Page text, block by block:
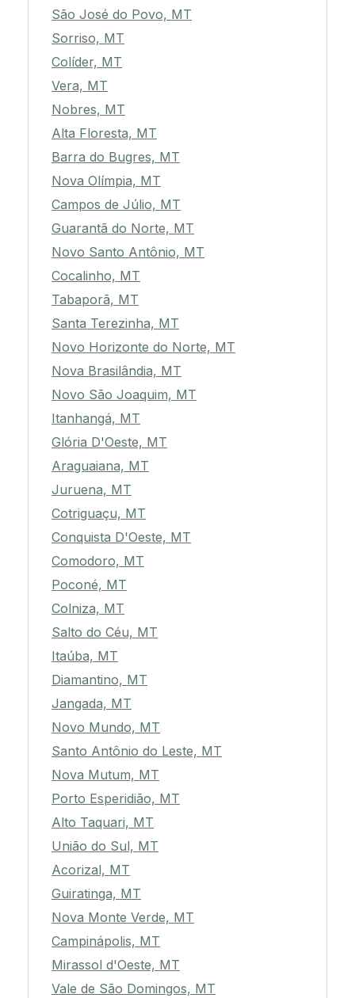
São José do Povo, MT
Sorriso, MT
Colíder, MT
Vera, MT
Nobres, MT
Alta Floresta, MT
Barra do Bugres, MT
Nova Olímpia, MT
Campos de Júlio, MT
Guarantã do Norte, MT
Novo Santo Antônio, MT
Cocalinho, MT
Tabaporã, MT
Santa Terezinha, MT
Novo Horizonte do Norte, MT
Nova Brasilândia, MT
Novo São Joaquim, MT
Itanhangá, MT
Glória D'Oeste, MT
Araguaiana, MT
Juruena, MT
Cotriguaçu, MT
Conquista D'Oeste, MT
Comodoro, MT
Poconé, MT
Colniza, MT
Salto do Céu, MT
Itaúba, MT
Diamantino, MT
Jangada, MT
Novo Mundo, MT
Santo Antônio do Leste, MT
Nova Mutum, MT
Porto Esperidião, MT
Alto Taquari, MT
União do Sul, MT
Acorizal, MT
Guiratinga, MT
Nova Monte Verde, MT
Campinápolis, MT
Mirassol d'Oeste, MT
Vale de São Domingos, MT